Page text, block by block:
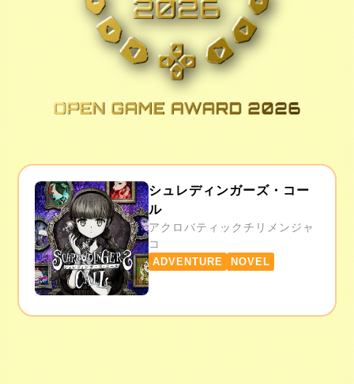
シュレディンガーズ・コー
ル
アクロバティックチリメンジャ
コ
ADVENTURE NOVEL